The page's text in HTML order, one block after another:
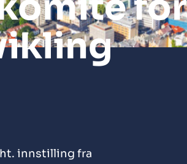
innstilling fra